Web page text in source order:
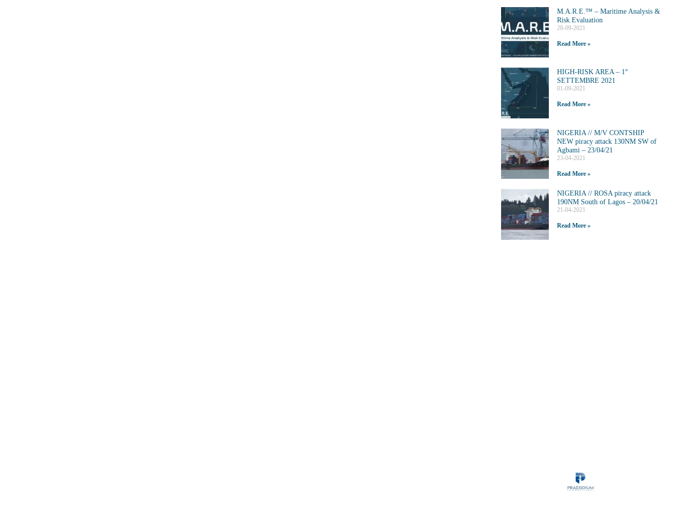
M.A.R.E.™️ – Maritime Analysis &
Risk Evaluation
28-09-2021
Read More »
HIGH-RISK AREA – 1°
SETTEMBRE 2021
01-09-2021
Read More »
NIGERIA // M/V CONTSHIP
NEW piracy attack 130NM SW of
Agbami – 23/04/21
23-04-2021
Read More »
NIGERIA // ROSA piracy attack
190NM South of Lagos – 20/04/21
21-04-2021
Read More »